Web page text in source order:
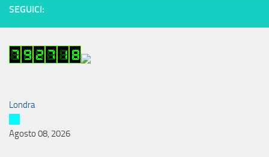
SEGUICI:
Londra
Agosto 08, 2026